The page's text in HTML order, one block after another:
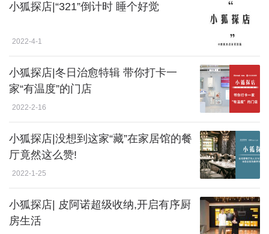
小狐探店|“321”倒计时 睡个好觉
2022-4-1
小狐探店|冬日治愈特辑 带你打卡一
家“有温度”的门店
2022-2-16
小狐探店|没想到这家“藏”在家居馆的餐
厅竟然这么赞!
2022-1-25
​小狐探店| 皮阿诺超级收纳,开启有序厨
房生活